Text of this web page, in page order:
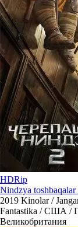
HDRip
Nindzya
2019 Kinolar /
Fantastika / США /
Великобритания